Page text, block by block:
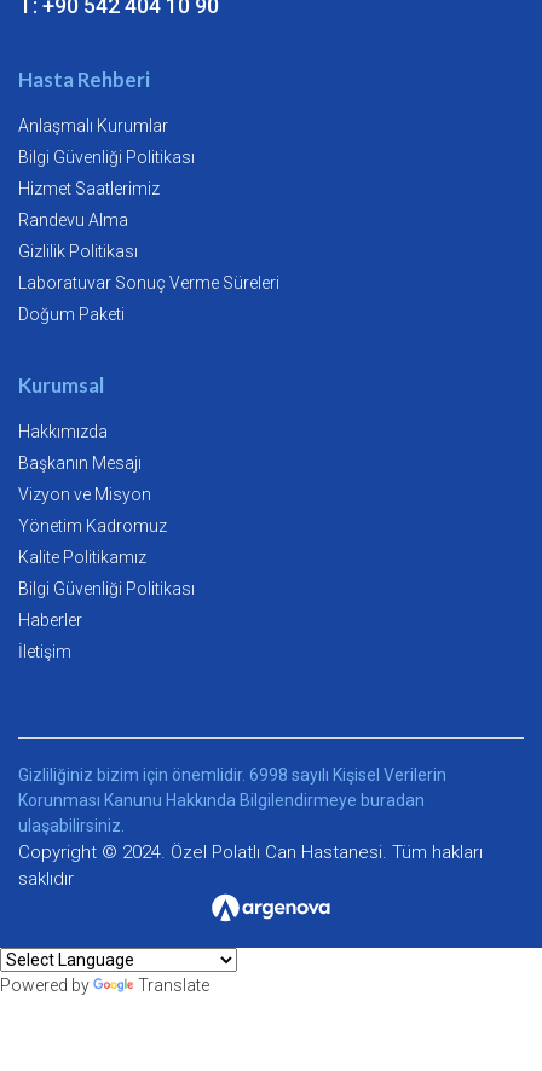
T: +90 542 404 10 90
Hasta Rehberi
Anlaşmalı Kurumlar
Bilgi Güvenliği Politikası
Hizmet Saatlerimiz
Randevu Alma
Gizlilik Politikası
Laboratuvar Sonuç Verme Süreleri
Doğum Paketi
Kurumsal
Hakkımızda
Başkanın Mesajı
Vizyon ve Misyon
Yönetim Kadromuz
Kalite Politikamız
Bilgi Güvenliği Politikası
Haberler
İletişim
Gizliliğiniz bizim için önemlidir. 6998 sayılı Kişisel Verilerin
Korunması Kanunu Hakkında Bilgilendirmeye buradan
ulaşabilirsiniz.
Copyright © 2024. Özel Polatlı Can Hastanesi. Tüm hakları
saklıdır
Powered by Translate